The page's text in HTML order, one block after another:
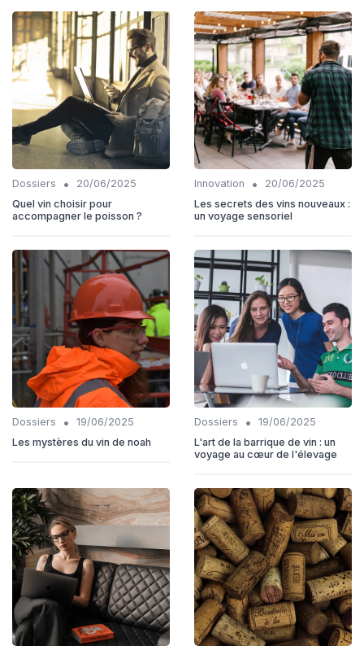
Dossiers •
20/06/2025
Quel vin choisir pour
accompagner le poisson ?
Innovation •
20/06/2025
Les secrets des vins nouveaux :
un voyage sensoriel
Dossiers •
19/06/2025
Les mystères du vin de noah
Dossiers •
19/06/2025
L'art de la barrique de vin : un
voyage au cœur de l'élevage